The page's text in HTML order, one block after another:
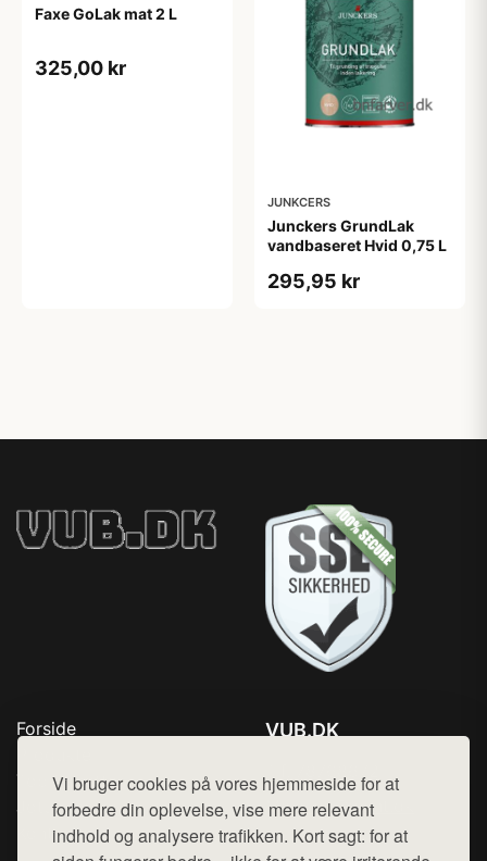
Vi bruger cookies på vores hjemmeside for at
forbedre din oplevelse, vise mere relevant
indhold og analysere trafikken. Kort sagt: for at
Faxe GoLak mat 2 L
325,00 kr
JUNKCERS
Junckers GrundLak
vandbaseret Hvid 0,75 L
295,95 kr
Forside
Top Rabatter
Jotun maling
Kontakt
VUB.DK
Mail: hej@want.dk
Cookie- og privatlivspolitik